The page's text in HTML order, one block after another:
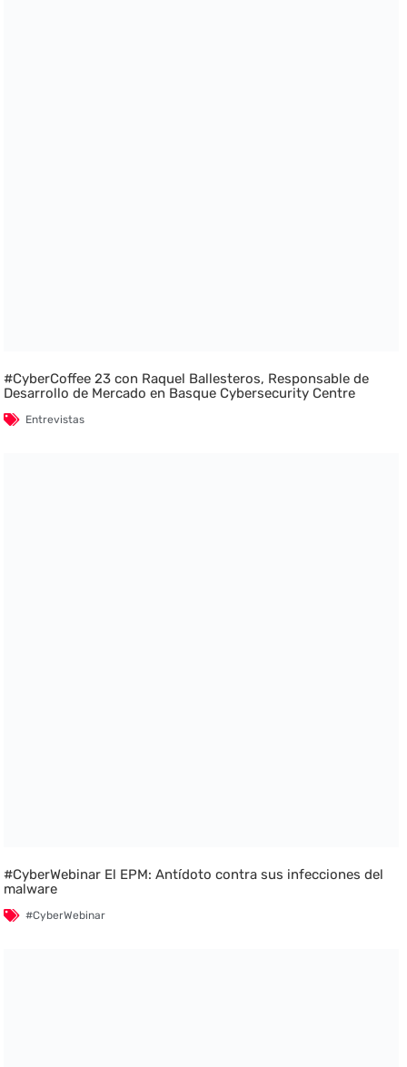
#CyberCoffee 23 con Raquel Ballesteros, Responsable de
Desarrollo de Mercado en Basque Cybersecurity Centre
Entrevistas
#CyberWebinar El EPM: Antídoto contra sus infecciones del
malware
#CyberWebinar